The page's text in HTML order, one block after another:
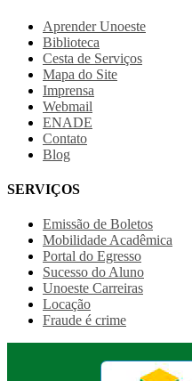
Aprender Unoeste
Biblioteca
Cesta de Serviços
Mapa do Site
Imprensa
Webmail
ENADE
Contato
Blog
SERVIÇOS
Emissão de Boletos
Mobilidade Acadêmica
Portal do Egresso
Sucesso do Aluno
Unoeste Carreiras
Locação
Fraude é crime